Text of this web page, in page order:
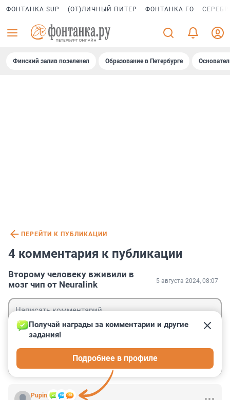
ФОНТАНКА SUP (ОТ)ЛИЧНЫЙ ПИТЕР ФОНТАНКА ГО
Финский залив позеленел Образование в Петербурге
ПЕРЕЙТИ К ПУБЛИКАЦИИ
4 комментария к публикации
Второму человеку вживили в
мозг чип от Neuralink
5 августа 2024, 08:07
Pupin
Получай награды за комментарии и другие
задания!
Подробнее в профиле